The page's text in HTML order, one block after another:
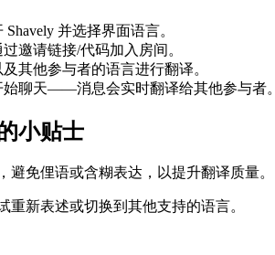
并选择界面语言。
邀请链接/代码加入房间。
其他参与者的语言进行翻译。
始聊天——消息会实时翻译给其他参与者。
小贴士
避免俚语或含糊表达，以提升翻译质量。
重新表述或切换到其他支持的语言。